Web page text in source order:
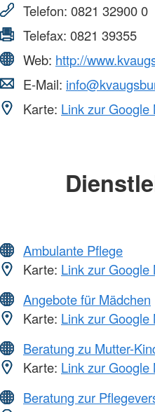
Telefon: 0821 32900 0
Telefax: 0821 39355
Web: http://
E-Mail:
Karte: Link zur Google
Ambulante Pflege
Karte: Link zur Google
Angebote für Mädchen
Karte: Link zur Google
Beratung zu Mutter-
Karte: Link zur Google
Beratung zur